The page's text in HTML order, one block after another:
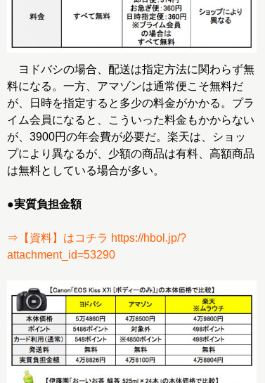
ヨドバシの場合、配送は指定方法に関わらず無
料になる。一方、アマゾンは通常便こそ無料だ
が、日時を指定すると多少の料金がかかる。プラ
イム会員になると、こういった料金もかからない
が、3900円の年会費が必要だ。楽天は、ショッ
プにより異なるが、少額の商品は有料、高額商品
は無料としている場合が多い。
●実質負担金額
⇒【資料】はコチラ https://hbol.jp/?
attachment_id=53290